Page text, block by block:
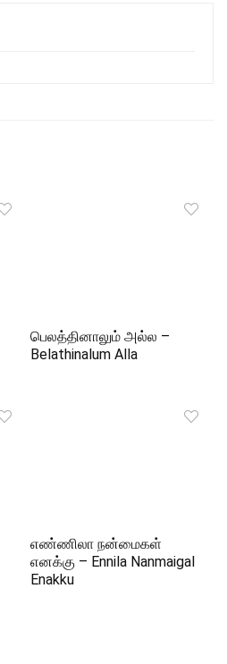
பெலத்தினாலும் அல்ல –
Belathinalum Alla
எண்ணிலா நன்மைகள்
எனக்கு – Ennila Nanmaigal
Enakku